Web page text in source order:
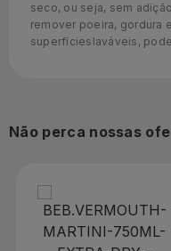
seco, ou seja, sem
remover poeira, gordura
superfícieslaváveis,
Não perca nossas